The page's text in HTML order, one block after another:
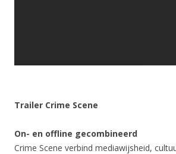
Trailer Crime Scene
On- en offline gecombineerd
Crime Scene verbind mediawijsheid,